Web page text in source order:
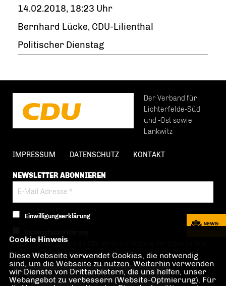
14.02.2018, 18:23 Uhr
Bernhard Lücke, CDU-Lilienthal
Politischer Dienstag
Der Verband für
Lichterfelde-Süd
und -Ost sowie
Lankwitz
IMPRESSUM DATENSCHUTZ KONTAKT
NEWSLETTER ABONNIEREN
Einwilligungserklärung
Hiermit berechtige ich die CDU Berlin zur Nutzung der Daten im Sinn
der nachfolgenden Datenschutzerklärung.*
Anti-Roboter-Verifizierung
Hier klicken
Cookie Hinweis
Diese Webseite verwendet Cookies, die notwendig
sind, um die Webseite zu nutzen. Weiterhin verwenden
wir Dienste von Drittanbietern, die uns helfen, unser
Webangebot zu verbessern (Website-Optmierung). Für